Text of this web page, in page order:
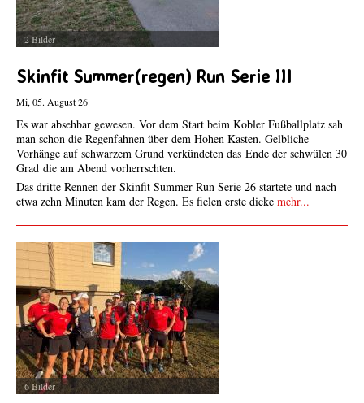
2 Bilder
Skinfit Summer(regen) Run Serie III
Mi, 05. August 26
Es war absehbar gewesen. Vor dem Start beim Kobler Fußballplatz sah
man schon die Regenfahnen über dem Hohen Kasten. Gelbliche
Vorhänge auf schwarzem Grund verkündeten das Ende der schwülen 30
Grad die am Abend vorherrschten.
Das dritte Rennen der Skinfit Summer Run Serie 26 startete und nach
etwa zehn Minuten kam der Regen. Es fielen erste dicke mehr...
6 Bilder